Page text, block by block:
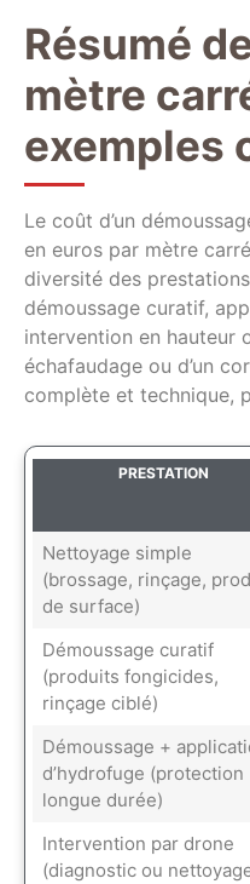
Résumé
mètre
exemples
Le coût d’un
en euros par mètre
diversité des
démoussage curatif,
intervention en hauteur
échafaudage ou d’un
complète et technique,
PRESTATION
Nettoyage simple
(brossage, rinçage,
de surface)
Démoussage curatif
(produits fongicides,
rinçage ciblé)
Démoussage +
d’hydrofuge (protection
longue durée)
Intervention par drone
(diagnostic ou